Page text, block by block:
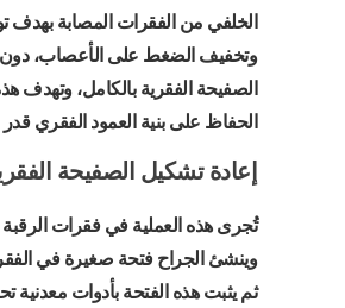
الخلفي من الفقرات المصابة بهدف
وتخفيف الضغط على الأعصاب،
الصفيحة الفقرية بالكامل، وتهدف
الحفاظ على بنية العمود الفقري قدر
إعادة تشكيل الصفيحة
تُجرى هذه العملية في فقرات
وينشئ الجراح فتحة صغيرة في
ثم يثبت هذه الفتحة بأدوات معدنية